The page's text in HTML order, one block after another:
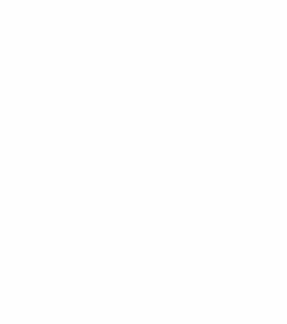
pożarniczego w
– przewodniczący Komisji
dokona wyceny samochodu